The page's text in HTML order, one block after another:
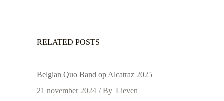
RELATED POSTS
Belgian Quo Band op Alcatraz 2025
21 november 2024
By Lieven